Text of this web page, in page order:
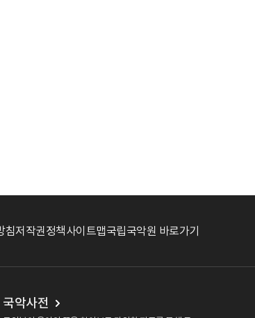
침저작권정책사이트맵국립국악원 바로가기
국악사전